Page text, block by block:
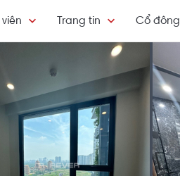
Trang tin Cổ đông